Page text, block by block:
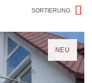
SORTIERUNG
NEU